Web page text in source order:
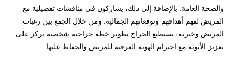
والصحة العامة. بالإضافة إلى ذلك، يشاركون في مناقشات تفصيلية مع
المريض لفهم أهدافهم وتوقعاتهم الجمالية. ومن خلال الجمع بين رغبات
المريض وخبرته، يستطيع الجراح تطوير خطة جراحية شخصية تركز على
تعزيز الأنوثة مع احترام الهوية العرقية للمريض والحفاظ عليها.